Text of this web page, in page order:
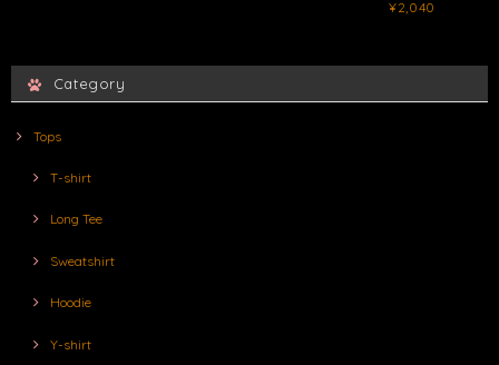
¥2,040
Category
Tops
T-shirt
Long Tee
Sweatshirt
Hoodie
Y-shirt